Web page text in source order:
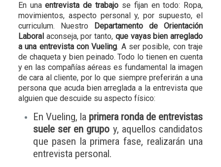
En unaentrevista de trabajo se fijan en todo: Ropa,
movimientos, aspecto personal y, por supuesto, el
curriculum. Nuestro
Departamento de Orientación
Laboral aconseja, por tanto, que vayas bien arreglado
a una entrevista con Vueling. A ser posible, con traje
de chaqueta y bien peinado. Todo lo tienen en cuenta
y en las compañías aéreas es fundamental la imagen
de cara al cliente, por lo que siempre preferirán a una
persona que acuda bien arreglada a la entrevista que
alguien que descuide su aspecto físico:
En Vueling, la primera ronda de entrevistas
suele ser en grupo y, aquellos candidatos
que pasen la primera fase, realizarán una
entrevista personal.